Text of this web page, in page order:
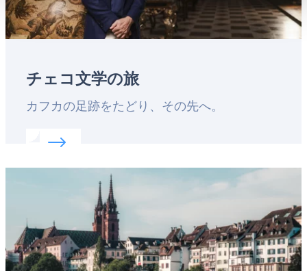
チェコ文学の旅
Lead
カフカの足跡をたどり、その先へ。
Read more about: